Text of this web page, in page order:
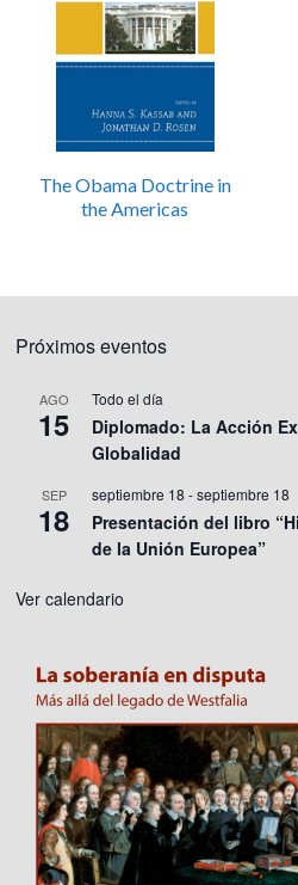
The Obama Doctrine in
the Americas
Próximos eventos
AGO
15
Todo el día
Diplomado: La Acción
Globalidad
SEP
18
septiembre 18 -septiembre 18
Presentación del libro
de la Unión Europea”
Ver calendario